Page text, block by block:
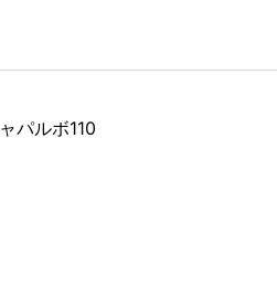
パルボ110